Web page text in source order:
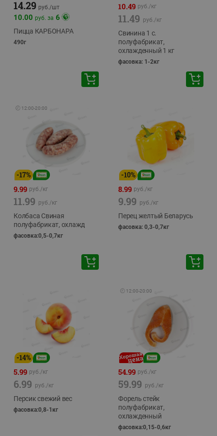
14.29 руб./шт
10.00 руб. за 6
Пицца КАРБОНАРА
490г
10.49 руб./кг
11.49 руб./кг
Свинина 1 с.
полуфабрикат,
охлажденный 1 кг
фасовка: 1-2кг
🕘 12:00-20:00
-17%
9.99 руб./кг
11.99 руб./кг
Колбаса Свиная
полуфабрикат, охлажд
фасовка:0,5-0,7кг
-10%
8.99 руб./кг
9.99 руб./кг
Перец желтый Беларусь
фасовка: 0,3-0,7кг
-14%
5.99 руб./кг
6.99 руб./кг
Персик свежий вес
фасовка:0,8-1кг
🕘 12:00-20:00
54.99 руб./кг
59.99 руб./кг
Форель стейк
полуфабрикат,
охлажденный
фасовка:0,15-0,6кг